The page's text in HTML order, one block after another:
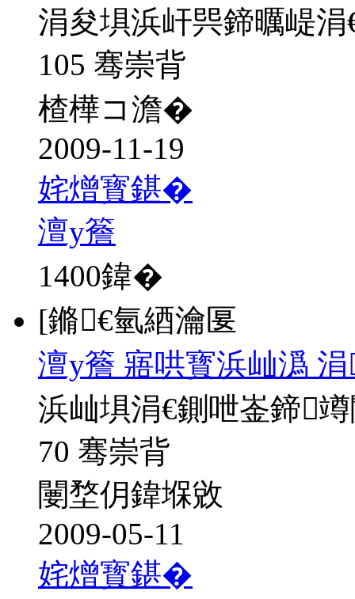
涓夋埧浜屽巺鍗曞崼
105 骞崇背
楂樺コ澹�
2009-11-19
姹熷寳鍖�
澶у簷
1400鍏�
[鏅€氫綇瀹匽
澶у簷 寤哄寳浜屾潙
浜屾埧涓€鍘呭崟鍗
70 骞崇背
闄堥仴鍏堢敓
2009-05-11
姹熷寳鍖�